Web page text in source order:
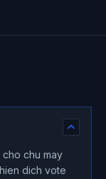
chu may
dich vote